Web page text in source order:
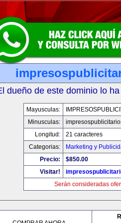
dueño de este dominio lo
Mayusculas:
Minusculas:
Longitud:
21 caracteres
Categorias:
Marketing y
Precio:
$850.00
Visitar!
Serán consideradas